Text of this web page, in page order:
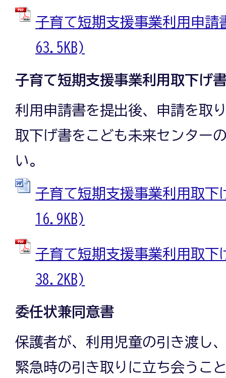
子育て短期支援事業利用申請
63.5KB)
子育て短期支援事業利用取下げ
利用申請書を提出後、申請を取
取下げ書をこども未来センター
い。
子育て短期支援事業利用取
16.9KB)
子育て短期支援事業利用取下
38.2KB)
委任状兼同意書
保護者が、利用児童の引き渡し
緊急時の引き取りに立ち会うこ